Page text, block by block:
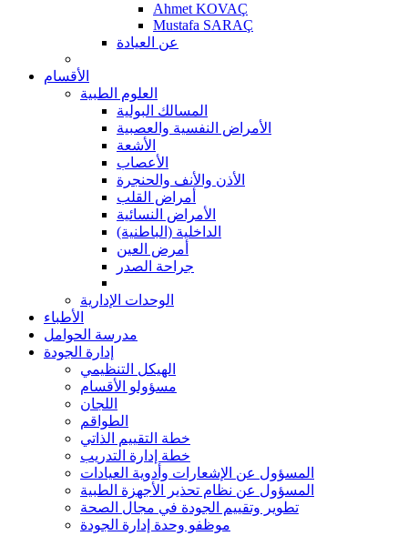
Ahmet KOVAÇ
Mustafa SARAÇ
عن العيادة
الأقسام
العلوم الطبية
المسالك البولية
الأمراض النفسية والعصبية
الأشعة
الأعصاب
الأذن والأنف والحنجرة
أمراض القلب
الأمراض النسائية
الداخلية (الباطنية)
أمرض العين
جراحة الصدر
الوحدات الإدارية
الأطباء
مدرسة الحوامل
إدارة الجودة
الهيكل التنظيمي
مسؤولو الأقسام
اللجان
الطواقم
خطة التقييم الذاتي
خطة إدارة التدريب
المسؤول عن الإشعارات وأدوية العيادات
المسؤول عن نظام تحذير الأجهزة الطبية
تطوير وتقييم الجودة في مجال الصحة
موظفو وحدة إدارة الجودة